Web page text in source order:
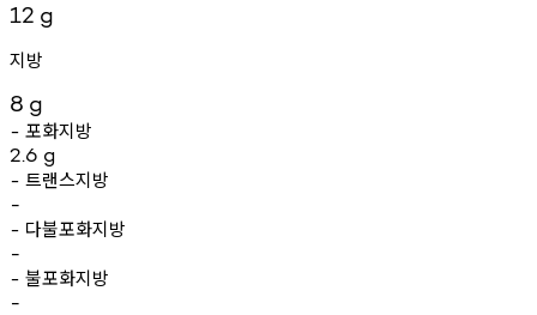
12 g
지방
8 g
- 포화지방
2.6 g
- 트랜스지방
-
- 다불포화지방
-
- 불포화지방
-